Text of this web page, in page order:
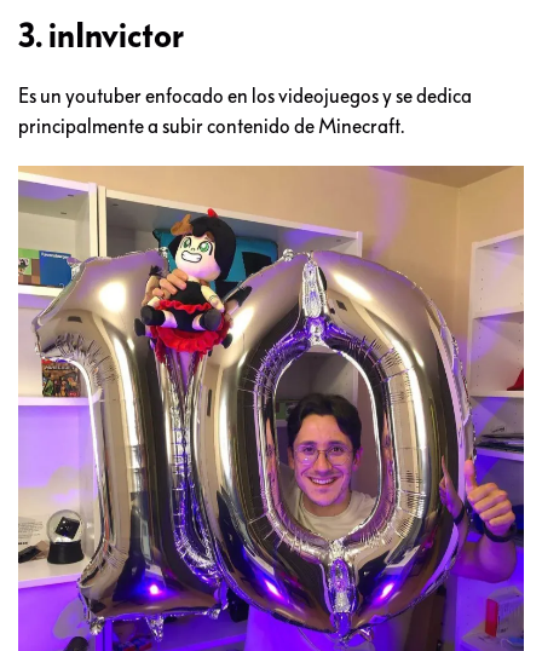
3. inInvictor
Es un youtuber enfocado en los videojuegos y se dedica
principalmente a subir contenido de Minecraft.